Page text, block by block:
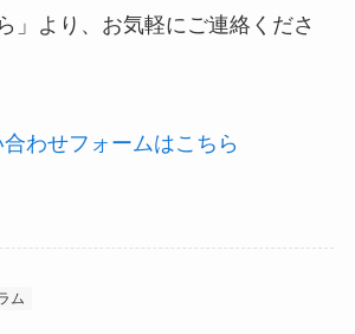
」より、お気軽にご連絡くださ
わせフォームはこちら
ム